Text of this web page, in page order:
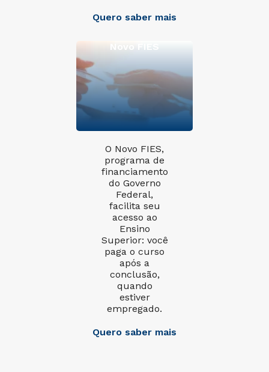
Quero saber mais
Novo FIES
O Novo FIES,
programa de
financiamento
do Governo
Federal,
facilita seu
acesso ao
Ensino
Superior: você
paga o curso
após a
conclusão,
quando
estiver
empregado.
Quero saber mais